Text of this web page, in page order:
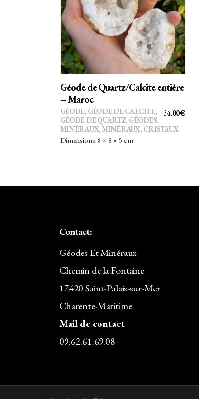
AJOUTER AU PANIER
Géode de Quartz/Calcite entière
– Maroc
34,00€
GÉODE, GÉODE DE CALCITE,
GÉODE DE QUARTZ, GÉODES,
MINÉRAUX, MINÉRAUX, CRISTAUX
Dimensions: 8 × 8 × 5 cm
Contact:
Géodes Et Minéraux
Chemin de la Fontaine
17420 Saint-Palais-sur-Mer
Charente-Maritime
Mail de contact
09.62.61.69.08